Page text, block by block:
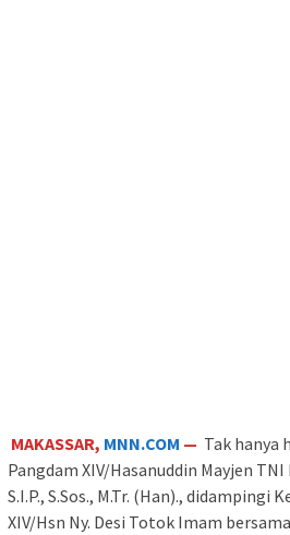
MAKASSAR, MNN.COM — Tak hanya
Pangdam XIV/Hasanuddin Mayjen
S.I.P., S.Sos., M.Tr. (Han)., didampingi
XIV/Hsn Ny. Desi Totok Imam